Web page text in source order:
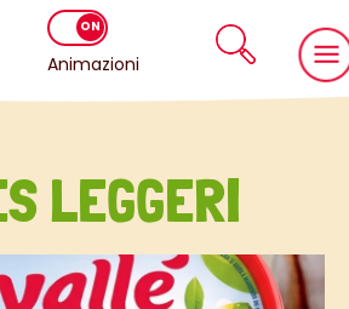
Animazioni
LEGGERI